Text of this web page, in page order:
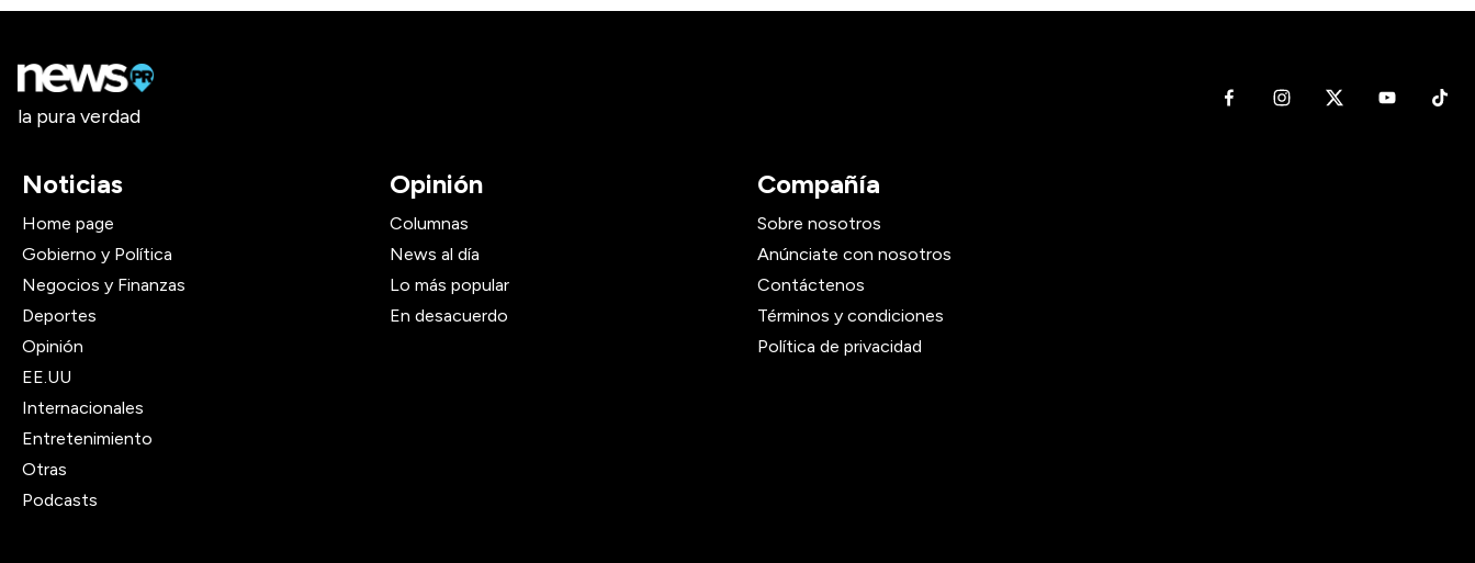
la pura verdad
Noticias
Home page
Gobierno y Política
Negocios y Finanzas
Deportes
Opinión
EE.UU
Internacionales
Entretenimiento
Otras
Podcasts
Opinión
Columnas
News al día
Lo más popular
En desacuerdo
Compañía
Sobre nosotros
Anúnciate con nosotros
Contáctenos
Términos y condiciones
Política de privacidad